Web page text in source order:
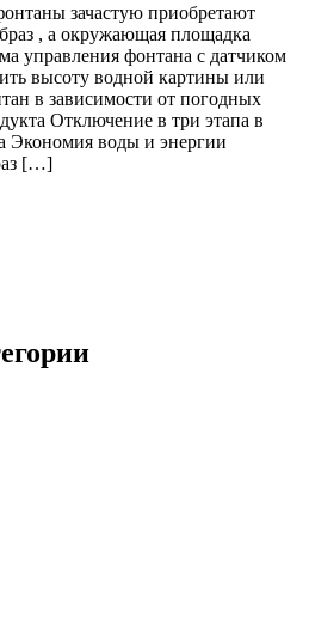
зачастую приобретают
, а окружающая площадка
управления фонтана с датчиком
высоту водной картины или
в зависимости от погодных
Отключение в три этапа в
Экономия воды и энергии
[…]